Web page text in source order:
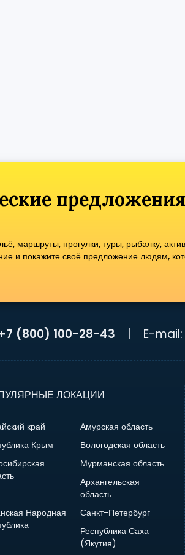
маршруты, прогулки, туры, рыбалку,
и покажите своё предложение людям,
(800) 100-28-43 E-mail:
ЛОКАЦИИ
край
Амурская область
Крым
Вологодская область
Мурманская область
Архангельская
область
Народная
Санкт-Петербург
Республика Саха
(Якутия)